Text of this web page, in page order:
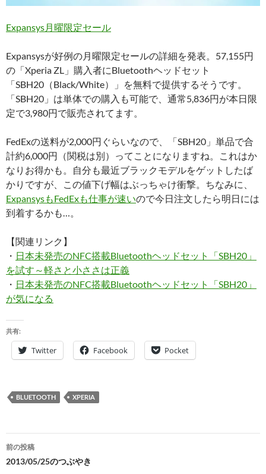
Expansys月曜限定セール
Expansysが好例の月曜限定セールの詳細を発表。57,155円
の「Xperia ZL」購入者にBluetoothヘッドセット
「SBH20（Black/White）」を無料で提供するそうです。
「SBH20」は単体での購入も可能で、通常5,836円が本日限
定で3,980円で販売されてます。
FedExの送料が2,000円ぐらいなので、「SBH20」単品で合
計約6,000円（関税は別）ってことになりますね。これはか
なりお得かも。自分も最近ブラックモデルをゲットしたば
かりですが、この値下げ幅はぶっちゃけ衝撃。ちなみに、
ExpansysもFedExも仕事が速いので今日注文したら明日には
到着するかも…。
【関連リンク】
・ 日本未発売のNFC搭載Bluetoothヘッドセット「SBH20」
を試す～軽さと小ささは正義
・ 日本未発売のNFC搭載Bluetoothヘッドセット「SBH20」
が気になる
共有:
Twitter Facebook Pocket
BLUETOOTH XPERIA
投
稿
前の投稿
2013/05/25のつぶやき